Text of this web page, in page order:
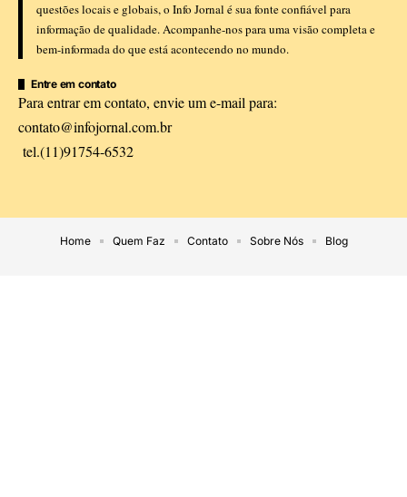
questões locais e globais, o Info Jornal é sua fonte confiável para
informação de qualidade. Acompanhe-nos para uma visão completa e
bem-informada do que está acontecendo no mundo.
Entre em contato
Para entrar em contato, envie um e-mail para:
contato@infojornal.com.br
tel.(11)91754-6532
Home Quem Faz Contato Sobre Nós Blog